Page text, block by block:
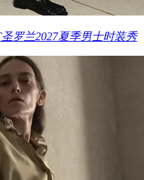
罗兰2027夏季男士时装秀